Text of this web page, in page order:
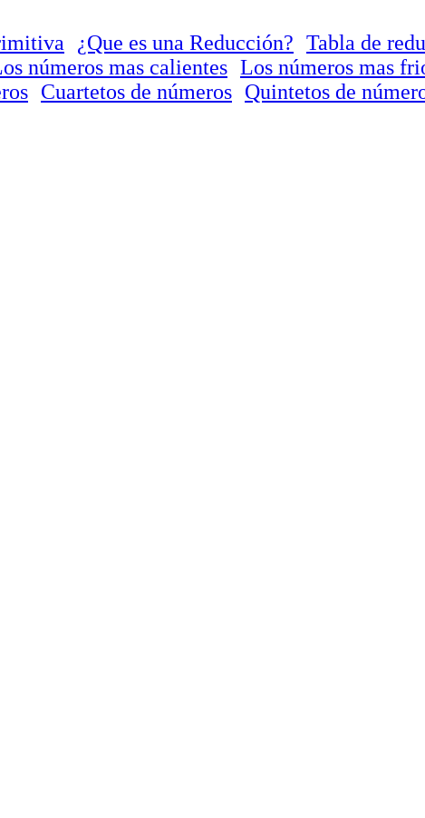
¿Que es una Reducción? Tabla de
números mas calientes Los números mas
Cuartetos de números Quintetos de